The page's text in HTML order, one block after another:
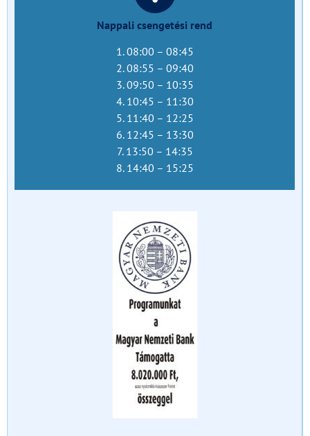
Nappali csengetési rend
1. 08:00 – 08:45
2. 08:55 – 09:40
3. 09:50 – 10:35
4. 10:45 – 11:30
5. 11:40 – 12:25
6. 12:45 – 13:30
7. 13:50 – 14:35
8. 14:40 – 15:25